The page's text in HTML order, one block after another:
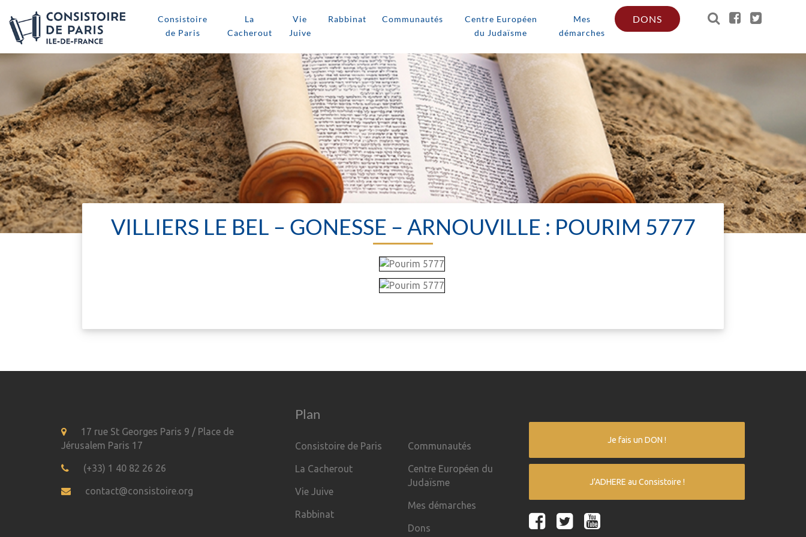
Consistoire
de Paris
La
Cacherout
Vie
Juive
Rabbinat Communautés
Centre Européen
du Judaïsme
Mes
démarches
DONS
VILLIERS LE BEL – GONESSE – ARNOUVILLE : POURIM 5777
17 rue St Georges Paris 9 / Place de
Jérusalem Paris 17
(+33) 1 40 82 26 26
contact@consistoire.org
Plan
Consistoire de Paris
La Cacherout
Vie Juive
Rabbinat
Communautés
Centre Européen du
Judaïsme
Mes démarches
Dons
Je fais un DON !
J'ADHERE au Consistoire !